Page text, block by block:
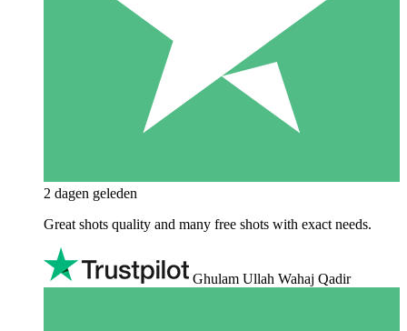
2 dagen geleden
Great shots quality and many free shots with exact needs.
Ghulam Ullah Wahaj Qadir